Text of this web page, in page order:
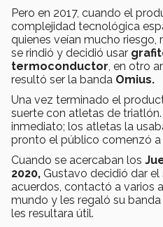
Pero en 2017, cuando el
complejidad tecnológica
quienes veían mucho riesgo,
se rindió y decidió usar
termoconductor, en otro
resultó ser la banda Omius.
Una vez terminado el
suerte con atletas de
inmediato; los atletas la
pronto el público comenzó a
Cuando se acercaban los
2020, Gustavo decidió dar
acuerdos, contactó a varios
mundo y les regaló su
les resultara útil.